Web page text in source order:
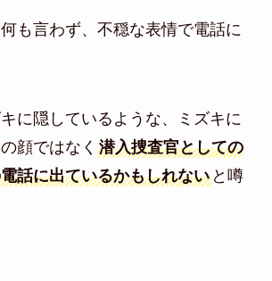
も言わず、不穏な表情で電話に
に隠しているような、ミズキに
顔ではなく 潜入捜査官としての
話に出ているかもしれないと噂